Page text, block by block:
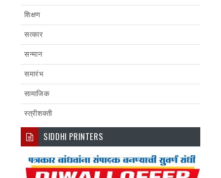
शिक्षण
सत्कार
सन्मान
समारंभ
सामाजिक
स्त्रीशक्ती
SIDDHI PRINTERS